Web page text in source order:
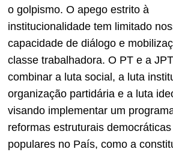
o golpismo. O apego estrito à
institucionalidade tem limitado
capacidade de diálogo e
classe trabalhadora. O PT e a
combinar a luta social, a luta
organização partidária e a luta
visando implementar um
reformas estruturais
populares no País, como a